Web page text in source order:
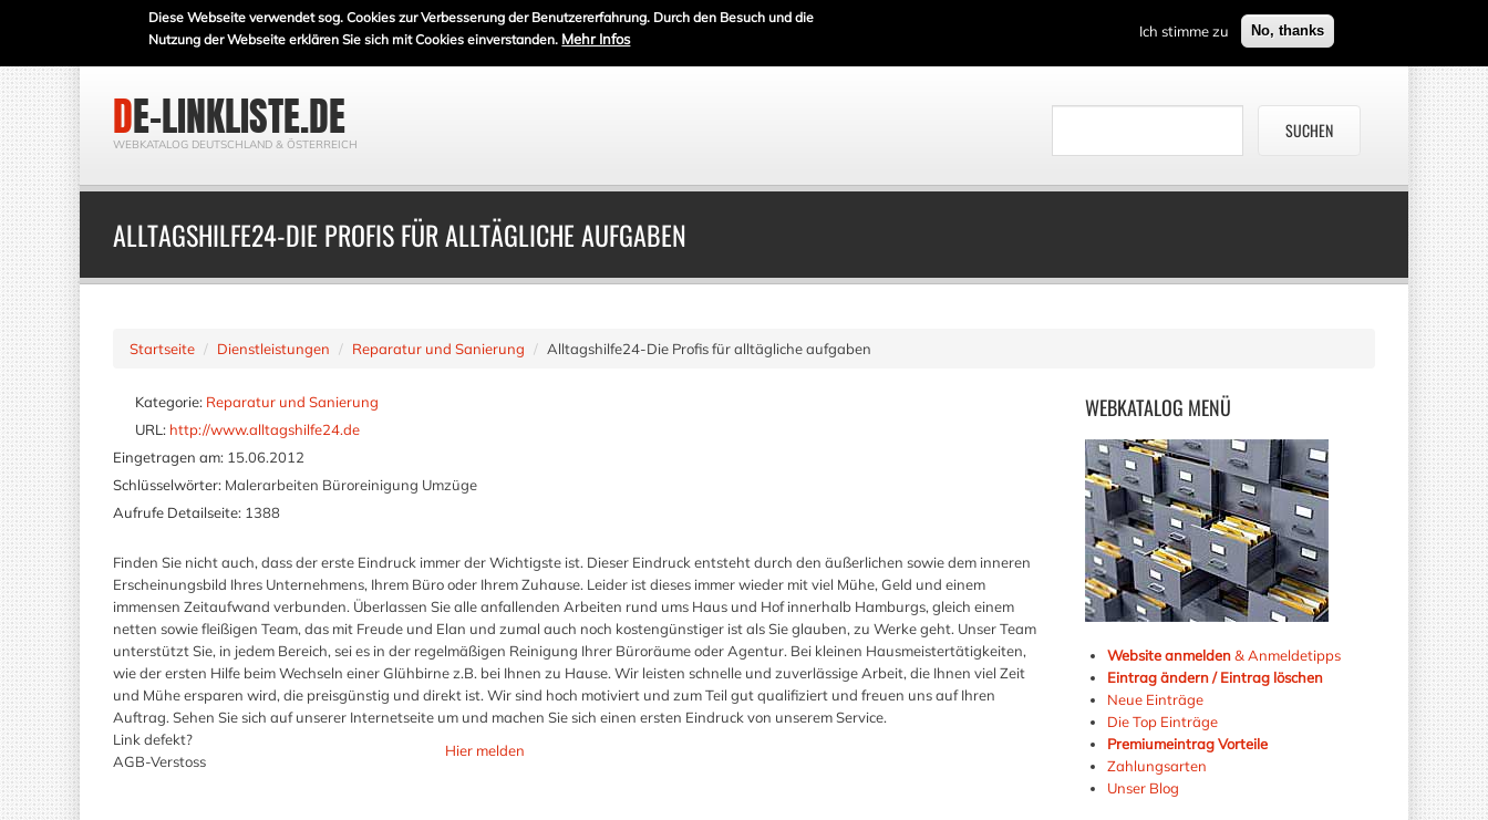
Diese Webseite verwendet sog. Cookies zur Verbesserung der Benutzererfahrung. Durch den Besuch und die
Nutzung der Webseite erklären Sie sich mit Cookies einverstanden. Mehr Infos Ich stimme zu No, thanks
DE-LINKLISTE.DE
WEBKATALOG DEUTSCHLAND & ÖSTERREICH
ALLTAGSHILFE24-DIE PROFIS FÜR ALLTÄGLICHE AUFGABEN
Startseite Dienstleistungen Reparatur und Sanierung Alltagshilfe24-Die Profis für alltägliche aufgaben
WEBKATALOG MENÜ
Website anmelden& Anmeldetipps
Eintrag ändern / Eintrag löschen
Neue Einträge
Die Top Einträge
Premiumeintrag Vorteile
Zahlungsarten
Unser Blog
Kategorie: Reparatur und Sanierung
URL: http://www.alltagshilfe24.de
Eingetragen am: 15.06.2012
Schlüsselwörter: Malerarbeiten Büroreinigung Umzüge
Aufrufe Detailseite: 1388
Finden Sie nicht auch, dass der erste Eindruck immer der Wichtigste ist. Dieser Eindruck entsteht durch den äußerlichen sowie dem inneren
Erscheinungsbild Ihres Unternehmens, Ihrem Büro oder Ihrem Zuhause. Leider ist dieses immer wieder mit viel Mühe, Geld und einem
immensen Zeitaufwand verbunden. Überlassen Sie alle anfallenden Arbeiten rund ums Haus und Hof innerhalb Hamburgs, gleich einem
netten sowie fleißigen Team, das mit Freude und Elan und zumal auch noch kostengünstiger ist als Sie glauben, zu Werke geht. Unser Team
unterstützt Sie, in jedem Bereich, sei es in der regelmäßigen Reinigung Ihrer Büroräume oder Agentur. Bei kleinen Hausmeistertätigkeiten,
wie der ersten Hilfe beim Wechseln einer Glühbirne z.B. bei Ihnen zu Hause. Wir leisten schnelle und zuverlässige Arbeit, die Ihnen viel Zeit
und Mühe ersparen wird, die preisgünstig und direkt ist. Wir sind hoch motiviert und zum Teil gut qualifiziert und freuen uns auf Ihren
Auftrag. Sehen Sie sich auf unserer Internetseite um und machen Sie sich einen ersten Eindruck von unserem Service.
Link defekt?
AGB-Verstoss
Hier melden